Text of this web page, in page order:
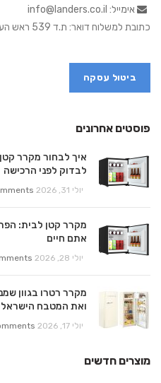
אימייל: info@landers.co.il
כתובת למשלוח דואר: ת.ד 539 ראש העין 4810501
ביטול עסקה
פוסטים אחרונים
איך לבחור מקרר
לבדוק לפני הרכישה
יולי 31, 2026
מקרר קטן לבית:
אתם חיים
יולי 28, 2026
מקרר רטרו בגוון
ואת המטבח
יולי 17, 2026
מוצרים חדשים